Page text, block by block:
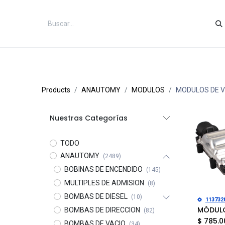
Products ANAUTOMY MODULOS MODULOS DE
Nuestras Categorías
TODO
ANAUTOMY
(2489)
BOBINAS DE ENCENDIDO (145)
MULTIPLES DE ADMISION (8)
BOMBAS DE DIESEL (10)
BOMBAS DE DIRECCION (82)
$